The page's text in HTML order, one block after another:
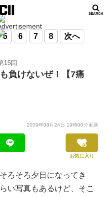
5 6 7 8 次へ
15回
負けないぜ！【7痛
2009年08月24日 19時00分更新
お気に入り
ろそろ夕日になってき
い写真もあるけど、そこ